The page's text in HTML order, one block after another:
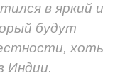
в яркий и
будут
хоть
Индии.